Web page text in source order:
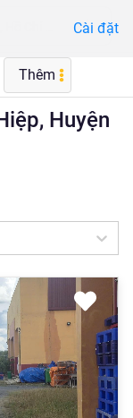
Cài đặt
Thêm
Huyện